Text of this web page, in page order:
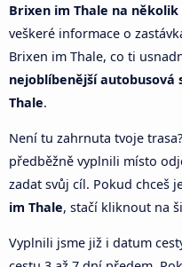
Brixen im Thale na
veškeré informace o
Brixen im Thale, co ti
nejoblíbenější autobusová
Thale.
Není tu zahrnuta tvoje
předběžně vyplnili místo
zadat svůj cíl. Pokud chceš
im Thale, stačí kliknout na
Vyplnili jsme již i datum